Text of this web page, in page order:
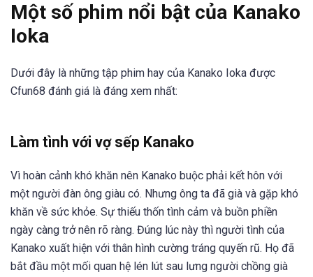
Một số phim nổi bật của Kanako
Ioka
Dưới đây là những tập phim hay của Kanako Ioka được
Cfun68 đánh giá là đáng xem nhất:
Làm tình với vợ sếp Kanako
Vì hoàn cảnh khó khăn nên Kanako buộc phải kết hôn với
một người đàn ông giàu có. Nhưng ông ta đã già và gặp khó
khăn về sức khỏe. Sự thiếu thốn tình cảm và buồn phiền
ngày càng trở nên rõ ràng. Đúng lúc này thì người tình của
Kanako xuất hiện với thân hình cường tráng quyến rũ. Họ đã
bắt đầu một mối quan hệ lén lút sau lưng người chồng già